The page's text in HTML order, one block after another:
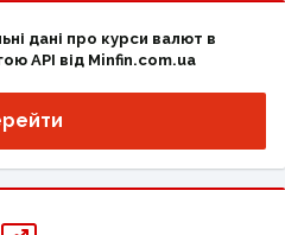
дані про курси валют в
API від Minfin.com.ua